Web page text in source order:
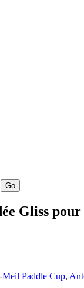
Go
Gliss
Meil Paddle Cup,